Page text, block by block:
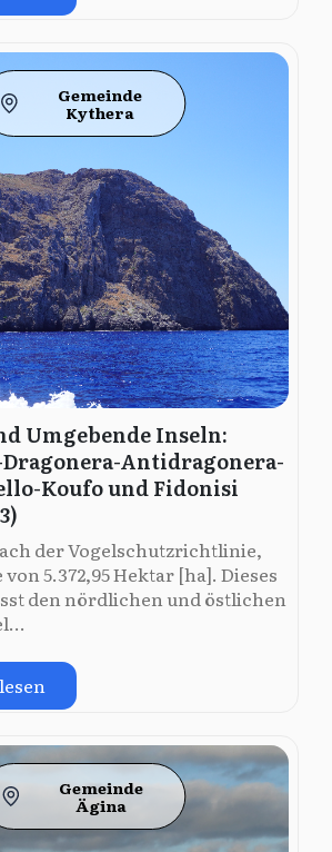
Gemeinde
Kythera
Umgebende Inseln:
Dragonera-Antidragonera-
Koufo und Fidonisi
der Vogelschutzrichtlinie,
5.372,95 Hektar [ha]. Dieses
den nördlichen und östlichen
Gemeinde
Ägina